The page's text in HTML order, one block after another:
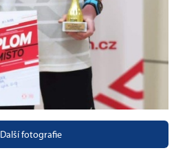
Další fotografie